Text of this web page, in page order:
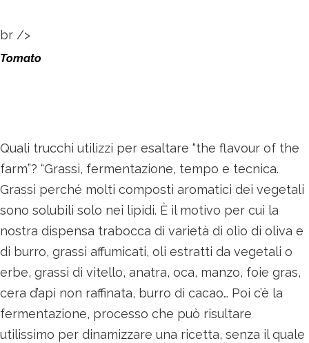
br />
Tomato
Quali trucchi utilizzi per esaltare “the flavour of the
farm”? “Grassi, fermentazione, tempo e tecnica.
Grassi perché molti composti aromatici dei vegetali
sono solubili solo nei lipidi. È il motivo per cui la
nostra dispensa trabocca di varietà di olio di oliva e
di burro, grassi affumicati, oli estratti da vegetali o
erbe, grassi di vitello, anatra, oca, manzo, foie gras,
cera d’api non raffinata, burro di cacao… Poi c’è la
fermentazione, processo che può risultare
utilissimo per dinamizzare una ricetta, senza il quale